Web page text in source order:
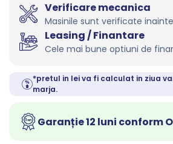
Verificare mecanica
Masinile sunt verificate
Leasing / Finantare
Cele mai bune optiuni de
*pretul in lei va fi calculat in ziua
marja.
Garanție 12 luni conform